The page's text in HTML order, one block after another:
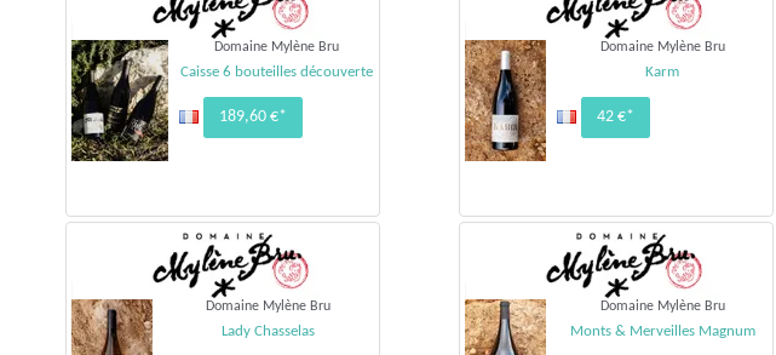
Domaine Mylène Bru
Caisse 6 bouteilles découverte
189,60 €*
Domaine Mylène Bru
Karm
42 €*
Domaine Mylène Bru
Lady Chasselas
Domaine Mylène Bru
Monts & Merveilles Magnum